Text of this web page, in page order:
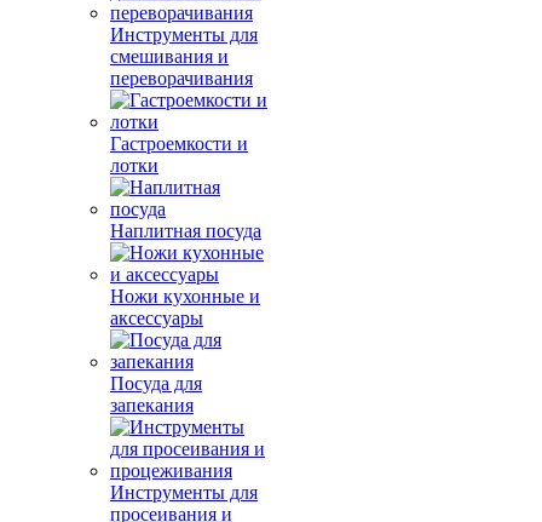
Инструменты для
смешивания и
переворачивания
Гастроемкости и
лотки
Наплитная посуда
Ножи кухонные и
аксессуары
Посуда для
запекания
Инструменты для
просеивания и